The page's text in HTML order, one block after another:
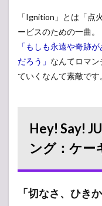
式ソ
グ：
両親
への
手紙
編
JUMP
すめ
式ソ
グ：
「Ignition」とは「点
ービスのための一曲。
「もしも永遠や奇跡
だろう」 なんてロマ
ていくなんて素敵です
Hey! Say!
ング：ケー
「切なさ、ひき